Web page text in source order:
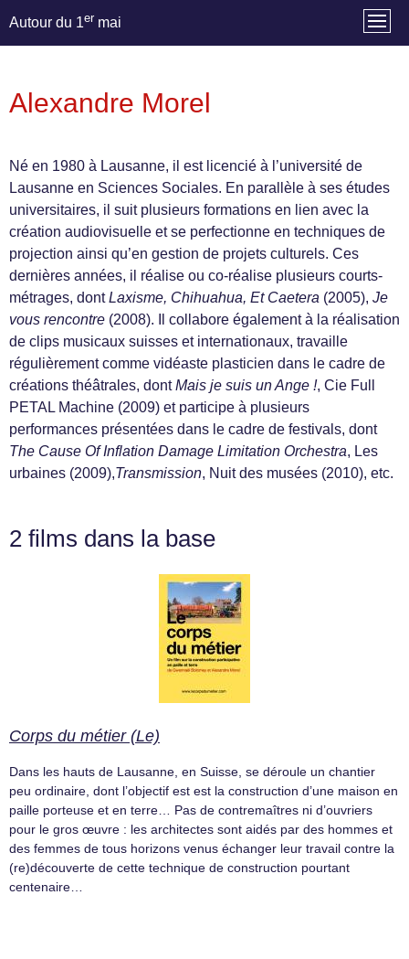
Autour du 1er mai
Alexandre Morel
Né en 1980 à Lausanne, il est licencié à l’université de
Lausanne en Sciences Sociales. En parallèle à ses études
universitaires, il suit plusieurs formations en lien avec la
création audiovisuelle et se perfectionne en techniques de
projection ainsi qu’en gestion de projets culturels. Ces
dernières années, il réalise ou co-réalise plusieurs courts-
métrages, dontLaxisme, Chihuahua, Et Caetera (2005), Je
vous rencontre (2008). Il collabore également à la réalisation
de clips musicaux suisses et internationaux, travaille
régulièrement comme vidéaste plasticien dans le cadre de
créations théâtrales, dontMais je suis un Ange !, Cie Full
PETAL Machine (2009) et participe à plusieurs
performances présentées dans le cadre de festivals, dont
The Cause Of Inflation Damage Limitation Orchestra, Les
urbaines (2009),Transmission, Nuit des musées (2010), etc.
2 films dans la base
Corps du métier (Le)
Dans les hauts de Lausanne, en Suisse, se déroule un chantier
peu ordinaire, dont l’objectif est est la construction d’une maison en
paille porteuse et en terre… Pas de contremaîtres ni d’ouvriers
pour le gros œuvre : les architectes sont aidés par des hommes et
des femmes de tous horizons venus échanger leur travail contre la
(re)découverte de cette technique de construction pourtant
centenaire…